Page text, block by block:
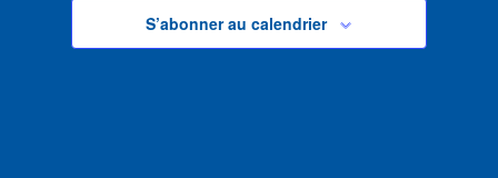
S’abonner au calendrier